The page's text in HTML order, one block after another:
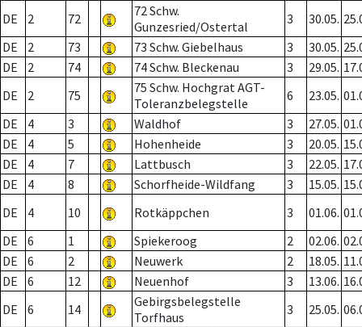
DE 2 72
72 Schw.
Gunzesried/Ostertal
3 30.05.
DE
2 73 73 Schw. Giebelhaus 3 30.05.
DE
2 74 74 Schw. Bleckenau 3 29.05.
DE
2 75
75 Schw. Hochgrat AGT-
Toleranzbelegstelle
6 23.05.
DE
4 3 Waldhof 3 27.05.
DE
4 5 Hohenheide 3 20.05.
DE
4 7 Lattbusch 3 22.05.
DE
4 8 Schorfheide-Wildfang 3 15.05.
DE
4 10 Rotkäppchen 3 01.06.
DE
6 1 Spiekeroog 2 02.06.
DE
6 2 Neuwerk 2 18.05.
DE
6 12 Neuenhof 3 13.06.
DE
6 14
Gebirgsbelegstelle
Torfhaus
3 25.05.